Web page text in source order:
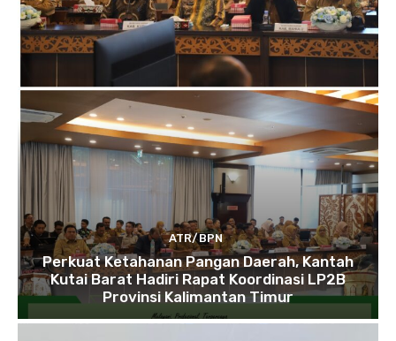
ATR/BPN
Perkuat Ketahanan Pangan Daerah, Kantah
Kutai Barat Hadiri Rapat Koordinasi LP2B
Provinsi Kalimantan Timur